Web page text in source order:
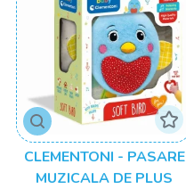
CLEMENTONI - PASARE
MUZICALA DE PLUS